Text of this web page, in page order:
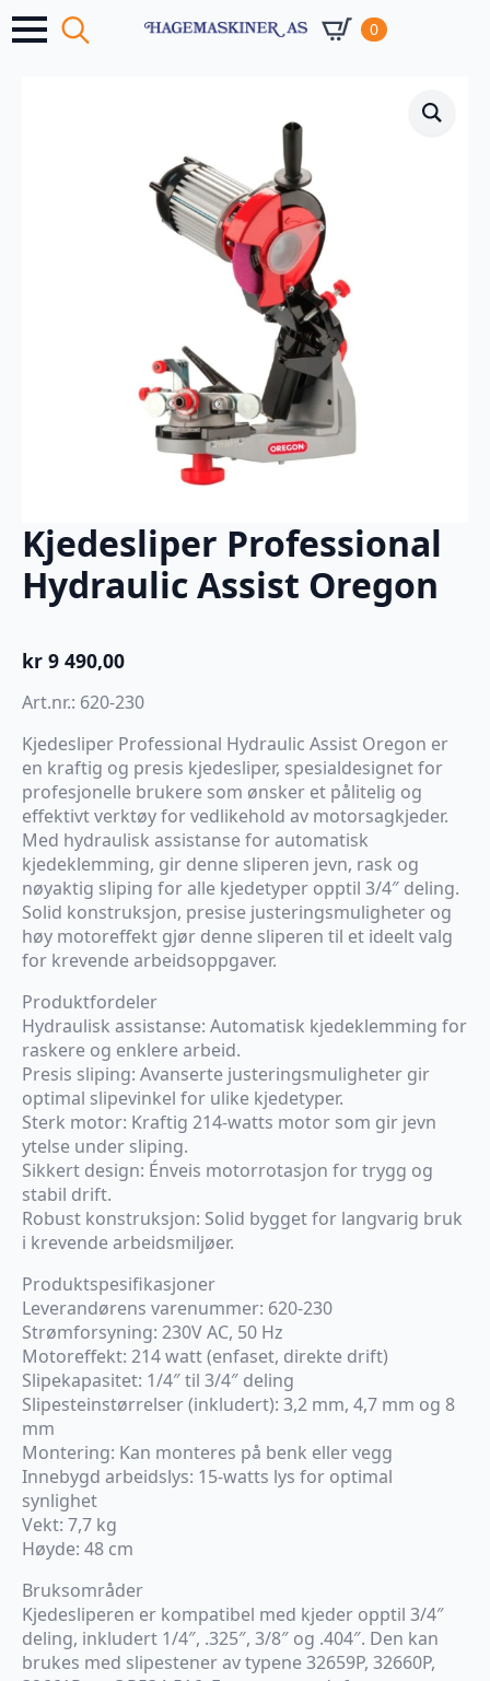
0
Kjedesliper Professional
Hydraulic Assist Oregon
kr 9 490,00
Art.nr.: 620-230
Kjedesliper Professional Hydraulic Assist Oregon er
en kraftig og presis kjedesliper, spesialdesignet for
profesjonelle brukere som ønsker et pålitelig og
effektivt verktøy for vedlikehold av motorsagkjeder.
Med hydraulisk assistanse for automatisk
kjedeklemming, gir denne sliperen jevn, rask og
nøyaktig sliping for alle kjedetyper opptil 3/4″ deling.
Solid konstruksjon, presise justeringsmuligheter og
høy motoreffekt gjør denne sliperen til et ideelt valg
for krevende arbeidsoppgaver.
Produktfordeler
Hydraulisk assistanse: Automatisk kjedeklemming for
raskere og enklere arbeid.
Presis sliping: Avanserte justeringsmuligheter gir
optimal slipevinkel for ulike kjedetyper.
Sterk motor: Kraftig 214-watts motor som gir jevn
ytelse under sliping.
Sikkert design: Énveis motorrotasjon for trygg og
stabil drift.
Robust konstruksjon: Solid bygget for langvarig bruk
i krevende arbeidsmiljøer.
Produktspesifikasjoner
Leverandørens varenummer: 620-230
Strømforsyning: 230V AC, 50 Hz
Motoreffekt: 214 watt (enfaset, direkte drift)
Slipekapasitet: 1/4″ til 3/4″ deling
Slipesteinstørrelser (inkludert): 3,2 mm, 4,7 mm og 8
mm
Montering: Kan monteres på benk eller vegg
Innebygd arbeidslys: 15-watts lys for optimal
synlighet
Vekt: 7,7 kg
Høyde: 48 cm
Bruksområder
Kjedesliperen er kompatibel med kjeder opptil 3/4″
deling, inkludert 1/4″, .325″, 3/8″ og .404″. Den kan
brukes med slipestener av typene 32659P, 32660P,